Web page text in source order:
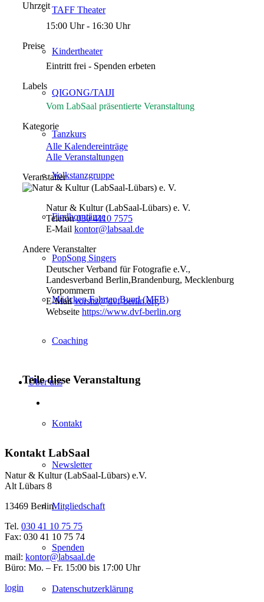
TAFF Theater
Kindertheater
QIGONG/TAIJI
Tanzkurs
Volkstanzgruppe
Findhorntänze
PopSong Singers
Mädchen Fahrten Bund (MFB)
Coaching
Über uns
Kontakt
Newsletter
Mitgliedschaft
Spenden
Datenschutzerklärung
Uhrzeit
15:00 Uhr - 16:30 Uhr
Preise
Eintritt frei - Spenden erbeten
Labels
Vom LabSaal präsentierte Veranstaltung
Kategorie
Alle Kalendereinträge
Alle Veranstaltungen
Veranstalter
Natur & Kultur (LabSaal-Lübars) e. V.
Telefon 030 4110 7575
E-Mail kontor@labsaal.de
Andere Veranstalter
Deutscher Verband für Fotografie e.V.,
Landesverband Berlin,Brandenburg, Mecklenburg
Vorpommern
E-Mail vorsitz@dvf-berlin.org
Webseite https://www.dvf-berlin.org
Teile diese Veranstaltung
Kontakt LabSaal
Natur & Kultur (LabSaal-Lübars) e.V.
Alt Lübars 8
13469 Berlin
Tel. 030 41 10 75 75
Fax: 030 41 10 75 74
mail: kontor@labsaal.de
Büro: Mo. – Fr. 15:00 bis 17:00 Uhr
login